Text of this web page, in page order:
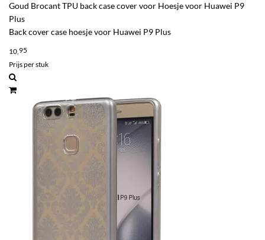
Goud Brocant TPU back case cover voor Hoesje voor Huawei P9
Plus
Back cover case hoesje voor Huawei P9 Plus
10,95
Prijs per stuk